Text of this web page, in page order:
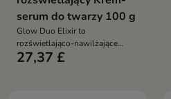
serum do twarzy 100 g
Glow Duo Elixir to
rozświetlająco-nawilżające
kremo-serum, które łączy
27,37 £